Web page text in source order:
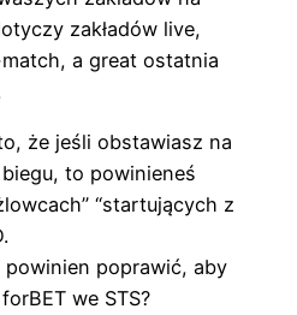
zakładów live,
a great ostatnia
że jeśli obstawiasz na
to powinieneś
“startujących z
powinien poprawić, aby
we STS?